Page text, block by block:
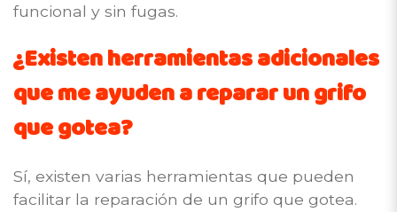
funcional y sin fugas.
¿Existen herramientas adicionales
que me ayuden a reparar un grifo
que gotea?
Sí, existen varias herramientas que pueden
facilitar la reparación de un grifo que gotea.